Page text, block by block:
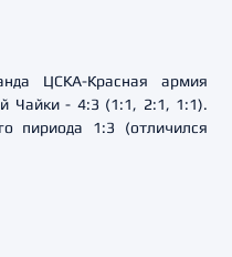
ЦСКА-Красная армия
Чайки - 4:3 (1:1, 2:1, 1:1).
пириода 1:3 (отличился